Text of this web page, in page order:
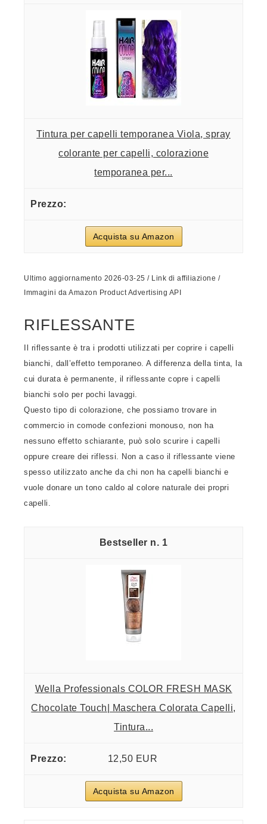
Tintura per capelli temporanea Viola, spray
colorante per capelli, colorazione
temporanea per...
Acquista su Amazon
Ultimo aggiornamento 2026-03-25 / Link di affiliazione /
Immagini da Amazon Product Advertising API
RIFLESSANTE
Il riflessante è tra i prodotti utilizzati per coprire i capelli
bianchi, dall’effetto temporaneo. A differenza della tinta, la
cui durata è permanente, il riflessante copre i capelli
bianchi solo per pochi lavaggi.
Questo tipo di colorazione, che possiamo trovare in
commercio in comode confezioni monouso, non ha
nessuno effetto schiarante, può solo scurire i capelli
oppure creare dei riflessi. Non a caso il riflessante viene
spesso utilizzato anche da chi non ha capelli bianchi e
vuole donare un tono caldo al colore naturale dei propri
capelli.
1
Wella Professionals COLOR FRESH MASK
Chocolate Touch| Maschera Colorata Capelli,
Tintura...
12,50 EUR
Acquista su Amazon